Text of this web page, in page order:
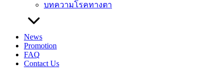
บทความโรคทางตา
News
Promotion
FAQ
Contact Us